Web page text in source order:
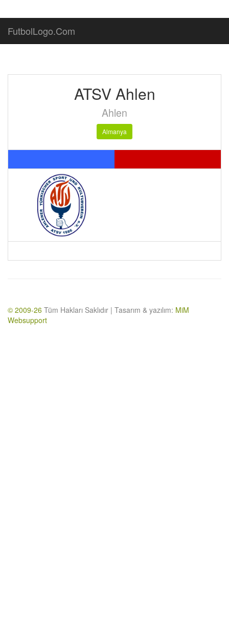
FutbolLogo.Com
ATSV Ahlen
Ahlen
Almanya
© 2009-26 Tüm Hakları Saklıdır | Tasarım & yazılım: MiM
Websupport